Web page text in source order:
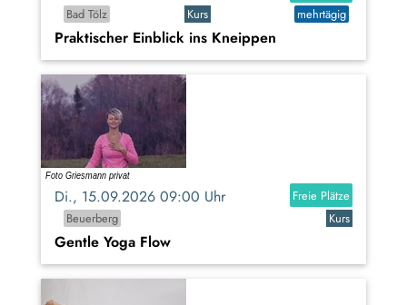
Bad Tölz
Kurs mehrtägig
Praktischer Einblick ins Kneippen
Di., 15.09.2026 09:00 Uhr
Freie Plätze
Beuerberg
Kurs
Gentle Yoga Flow